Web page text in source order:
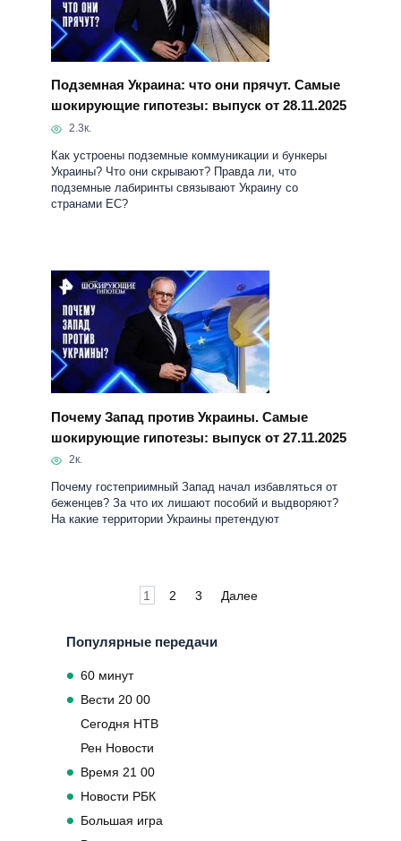
2.3к.
Как устроены подземные коммуникации и бункеры
Украины? Что они скрывают? Правда ли, что
странами ЕС?
Почему Запад против Украины. Самые
шокирующие гипотезы: выпуск от 27.11.2025
2к.
Почему гостеприимный Запад начал избавляться от
беженцев? За что их лишают пособий и выдворяют?
записей
Популярные передачи
Сегодня НТВ
Время 21 00
Новости РБК
Большая игра
Время покажет
На заре
Вечер с Соловьевым
Сергей Михеев
Железная логика